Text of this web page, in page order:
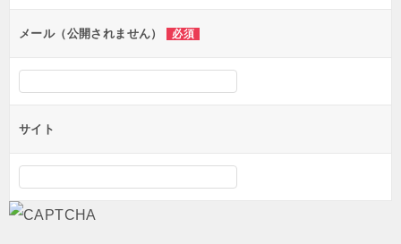
ンメール（公開されません） 必須
サイト